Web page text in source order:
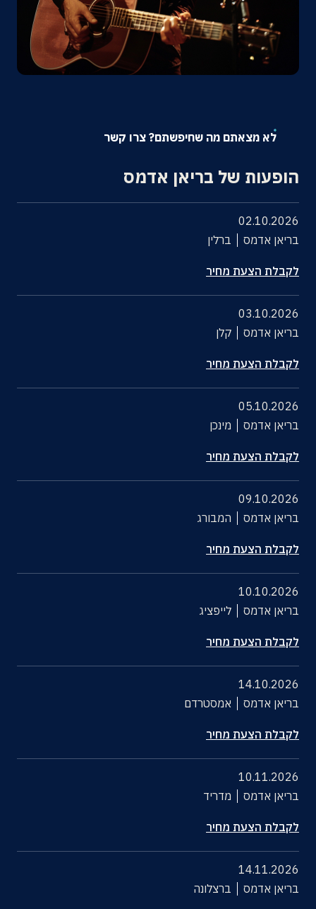
אודות
צרו קשר
לא מצאתם מה שחיפשתם? צרו קשר
הופעות של בריאן אדמס
02.10.2026
בריאן אדמס
ברלין
לקבלת הצעת מחיר
03.10.2026
בריאן אדמס
קלן
לקבלת הצעת מחיר
05.10.2026
בריאן אדמס
מינכן
לקבלת הצעת מחיר
09.10.2026
בריאן אדמס
המבורג
לקבלת הצעת מחיר
10.10.2026
בריאן אדמס
לייפציג
לקבלת הצעת מחיר
14.10.2026
בריאן אדמס
אמסטרדם
לקבלת הצעת מחיר
10.11.2026
בריאן אדמס
מדריד
לקבלת הצעת מחיר
14.11.2026
בריאן אדמס
ברצלונה